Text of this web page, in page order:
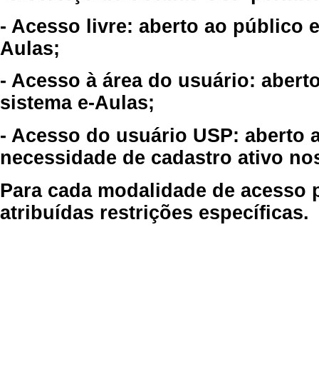
- Acesso livre: aberto ao público
Aulas;
- Acesso à área do usuário:
sistema e-Aulas;
- Acesso do usuário USP: aberto
necessidade de cadastro ativo
Para cada modalidade de
atribuídas restrições específicas.